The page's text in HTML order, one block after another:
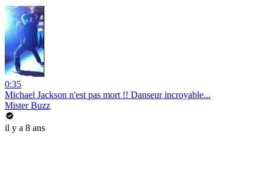
0:35
Michael Jackson n'est pas mort !! Danseur incroyable...
Mister Buzz
il y a 8 ans